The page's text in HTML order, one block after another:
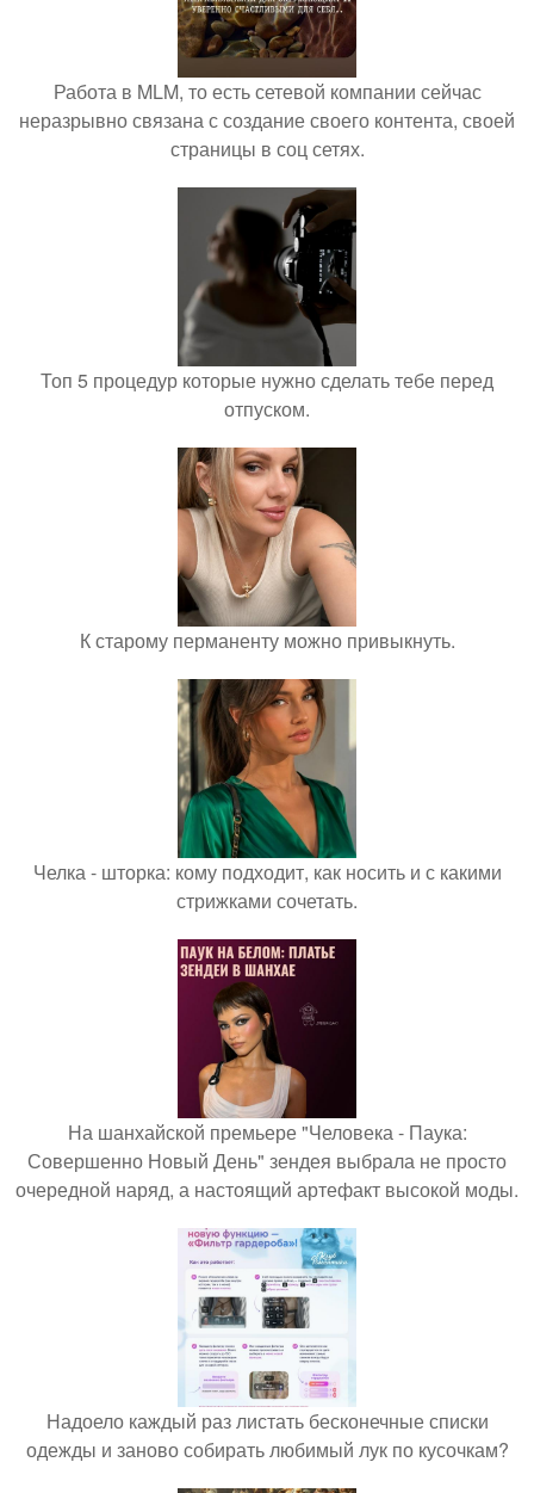
Работа в MLM, то есть сетевой компании сейчас
неразрывно связана с создание своего контента, своей
страницы в соц сетях.
Топ 5 процедур которые нужно сделать тебе перед
отпуском.
К старому перманенту можно привыкнуть.
Челка - шторка: кому подходит, как носить и с какими
стрижками сочетать.
На шанхайской премьере "Человека - Паука:
Совершенно Новый День" зендея выбрала не просто
очередной наряд, а настоящий артефакт высокой моды.
Надоело каждый раз листать бесконечные списки
одежды и заново собирать любимый лук по кусочкам?